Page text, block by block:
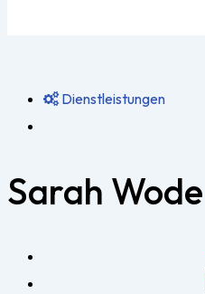
Dienstleistungen
Sarah